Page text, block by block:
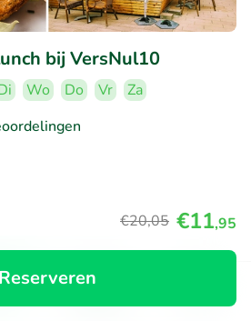
Reserveren
bij VersNul10
Wo Do Vr
Za
€20,05 €11,95